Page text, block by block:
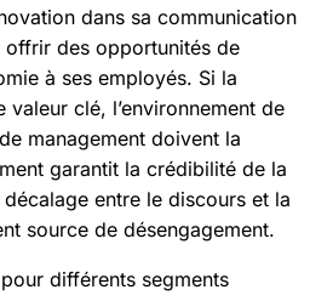
dans sa communication
offrir des opportunités de
à ses employés. Si la
clé, l’environnement de
management doivent la
garantit la crédibilité de la
entre le discours et la
source de désengagement.
différents segments